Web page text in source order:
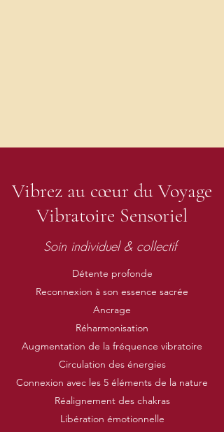
Vibrez au cœur du Voyage
Vibratoire Sensoriel
Soin individuel & collectif
Détente profonde
Reconnexion à son essence sacrée
Ancrage
Réharmonisation
Augmentation de la fréquence vibratoire
Circulation des énergies
Connexion avec les 5 éléments de la nature
Réalignement des chakras
Libération émotionnelle